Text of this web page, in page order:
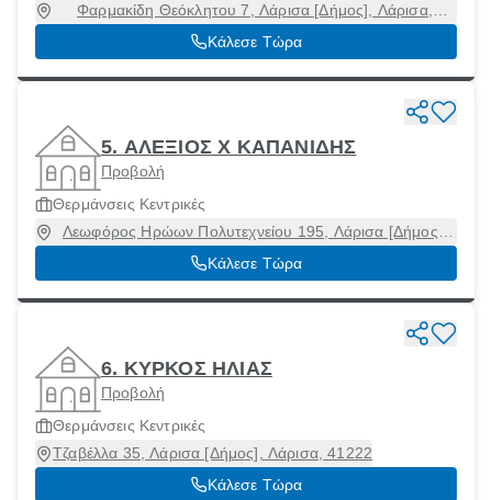
Φαρμακίδη Θεόκλητου 7, Λάρισα [Δήμος], Λάρισα,
41222
Κάλεσε Τώρα
5. ΑΛΕΞΙΟΣ Χ ΚΑΠΑΝΙΔΗΣ
Προβολή
Θερμάνσεις Κεντρικές
Λεωφόρος Ηρώων Πολυτεχνείου 195, Λάρισα [Δήμος],
Λάρισα, 41336
Κάλεσε Τώρα
6. ΚΥΡΚΟΣ ΗΛΙΑΣ
Προβολή
Θερμάνσεις Κεντρικές
Τζαβέλλα 35, Λάρισα [Δήμος], Λάρισα, 41222
Κάλεσε Τώρα